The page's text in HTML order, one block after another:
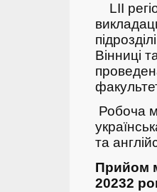
LII
Вінниці
Робоча
та
Прийом
20232